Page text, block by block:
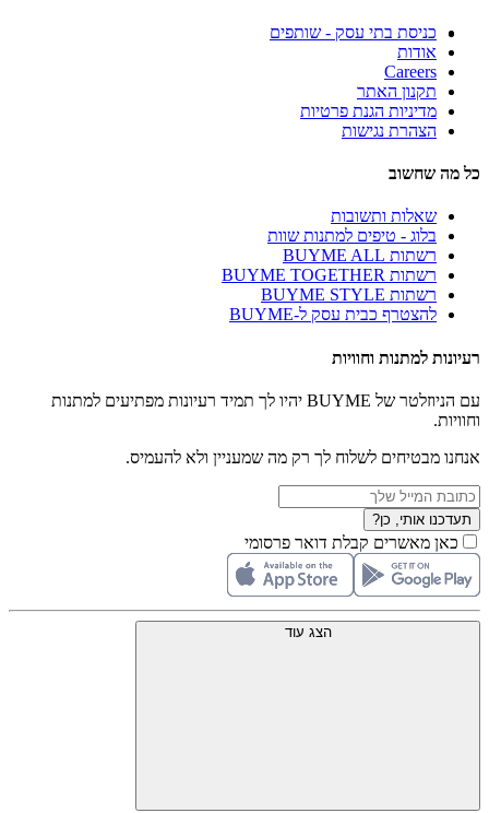
כניסת בתי עסק - שותפים
אודות
Careers
תקנון האתר
מדיניות הגנת פרטיות
הצהרת נגישות
כל מה שחשוב
שאלות ותשובות
בלוג - טיפים למתנות שוות
רשתות BUYME ALL
רשתות BUYME TOGETHER
רשתות BUYME STYLE
להצטרף כבית עסק ל-BUYME
רעיונות למתנות וחוויות
עם הניוזלטר של BUYME יהיו לך תמיד רעיונות מפתיעים למתנות
וחוויות.
אנחנו מבטיחים לשלוח לך רק מה שמעניין ולא להעמיס.
תעדכנו אותי, כן?
כאן מאשרים קבלת דואר פרסומי
הצג עוד